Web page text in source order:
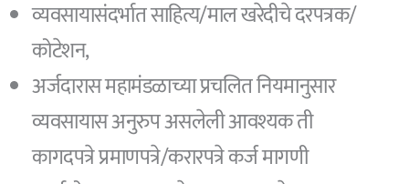
व्यवसायासंदर्भात साहित्य/माल खरेदीचे दरपत्रक/
कोटेशन,
अर्जदारास महामंडळाच्या प्रचलित नियमानुसार
व्यवसायास अनुरुप असलेली आवश्यक ती
कागदपत्रे प्रमाणपत्रे/करारपत्रे कर्ज मागणी